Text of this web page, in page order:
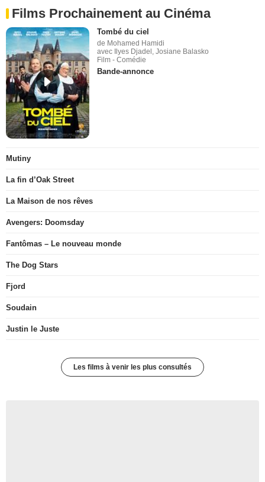
Films Prochainement au Cinéma
Tombé du ciel
de Mohamed Hamidi
avec Ilyes Djadel, Josiane Balasko
Film - Comédie
Bande-annonce
Mutiny
La fin d’Oak Street
La Maison de nos rêves
Avengers: Doomsday
Fantômas – Le nouveau monde
The Dog Stars
Fjord
Soudain
Justin le Juste
Les films à venir les plus consultés